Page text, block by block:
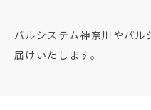
パルシステム神奈川やパ
届けいたします。